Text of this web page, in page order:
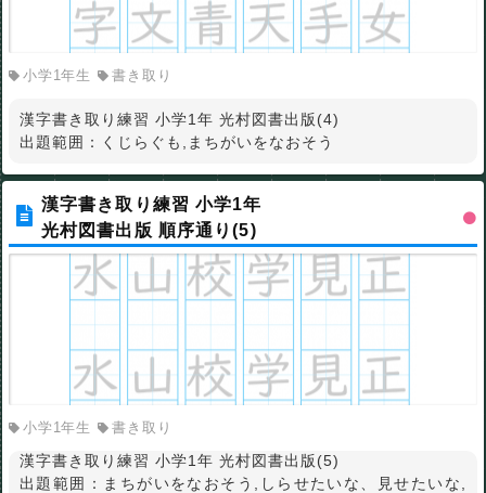
小学1年生 書き取り
漢字書き取り練習 小学1年 光村図書出版(4)
出題範囲：くじらぐも,まちがいをなおそう
漢字書き取り練習 小学1年
光村図書出版 順序通り(5)
小学1年生 書き取り
漢字書き取り練習 小学1年 光村図書出版(5)
出題範囲：まちがいをなおそう,しらせたいな、見せたいな,